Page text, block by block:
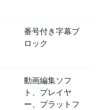
番号付き字幕ブ
ロック
動画編集ソフ
ト、プレイヤ
ー、プラットフ